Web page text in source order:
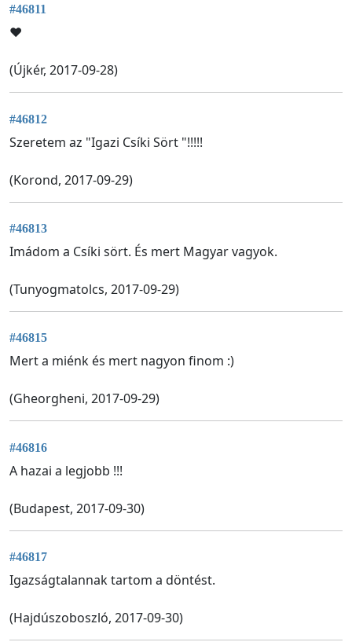
#46811
❤️
(Újkér, 2017-09-28)
#46812
Szeretem az "Igazi Csíki Sört "!!!!!
(Korond, 2017-09-29)
#46813
Imádom a Csíki sört. És mert Magyar vagyok.
(Tunyogmatolcs, 2017-09-29)
#46815
Mert a miénk és mert nagyon finom :)
(Gheorgheni, 2017-09-29)
#46816
A hazai a legjobb !!!
(Budapest, 2017-09-30)
#46817
Igazságtalannak tartom a döntést.
(Hajdúszoboszló, 2017-09-30)